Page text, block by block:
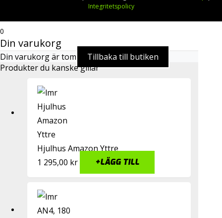
Integritetspolicy
0
Din varukorg
Din varukorg är tom
Tillbaka till butiken
Produkter du kanske gillar
Hjulhus Amazon Yttre
1 295,00 kr +LÄGG TILL